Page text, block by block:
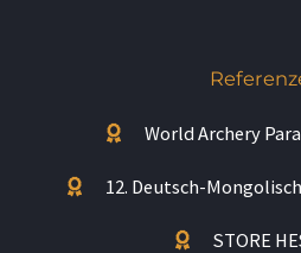
World Archery
12. Deutsch-
STORE